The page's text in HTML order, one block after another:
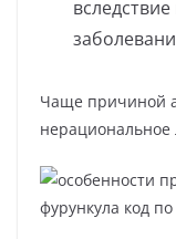
Чаще причиной
нерациональное